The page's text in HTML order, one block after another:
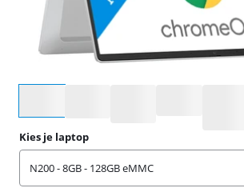
Kies je laptop
N200 - 8GB - 128GB eMMC